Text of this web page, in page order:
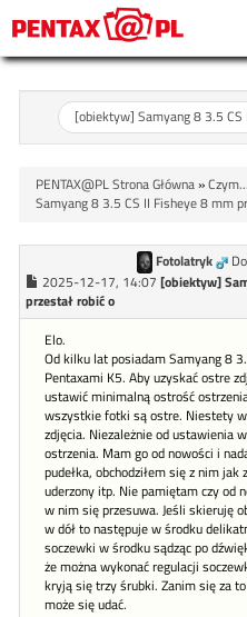
[obiektyw] Samyang 8 3.5 CS
PENTAX@PL Strona Główna»Czym...
Samyang 8 3.5 CS II Fisheye 8 mm
Fotolatryk
2025-12-17, 14:07 [obiektyw]
przestał robić o
Elo.
Od kilku lat posiadam Samyang 8
Pentaxami K5. Aby uzyskać ostre
ustawić minimalną ostrość
wszystkie fotki są ostre. Niestety
zdjęcia. Niezależnie od ustawienia
ostrzenia. Mam go od nowości i
pudełka, obchodziłem się z nim
uderzony itp. Nie pamiętam czy od
w nim się przesuwa. Jeśli skieruję
w dół to następuje w środku
soczewki w środku sądząc po
że można wykonać regulacji
kryją się trzy śrubki. Zanim się za
może się udać.